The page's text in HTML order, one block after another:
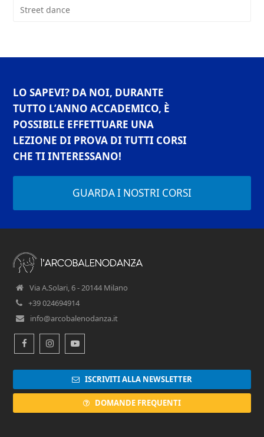
Street dance
LO SAPEVI? DA NOI, DURANTE
TUTTO L’ANNO ACCADEMICO, È
POSSIBILE EFFETTUARE UNA
LEZIONE DI PROVA DI TUTTI CORSI
CHE TI INTERESSANO!
GUARDA I NOSTRI CORSI
Via A.Solari, 6 - 20144 Milano
+39 024694914
info@arcobalenodanza.it
FacebookInstagramYoutube
ISCRIVITI ALLA NEWSLETTER
DOMANDE FREQUENTI